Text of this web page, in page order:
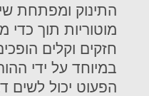
התינוק ומפתחת
מוטוריות תוך
חזקים וקלים
במיוחד על ידי
הפעוט יכול לשים